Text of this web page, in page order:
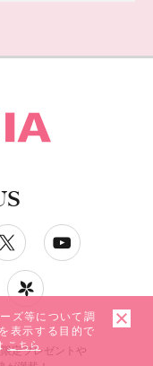
定プレゼントや
ズ等について調
表示する目的で
こちら